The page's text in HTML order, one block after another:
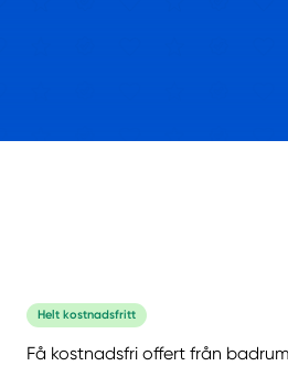
Helt kostnadsfritt
Få kostnadsfri offert från